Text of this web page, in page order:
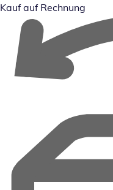
Kauf auf Rechnung